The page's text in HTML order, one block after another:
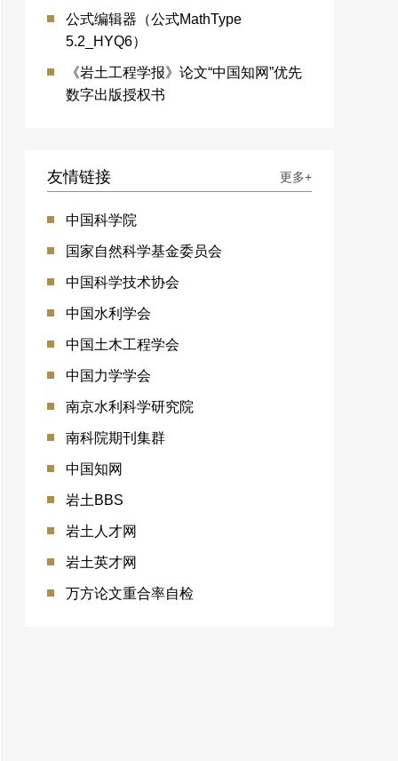
公式编辑器（公式MathType
5.2_HYQ6）
《岩土工程学报》论文“中国知网”优先
数字出版授权书
友情链接 更多+
中国科学院
国家自然科学基金委员会
中国科学技术协会
中国水利学会
中国土木工程学会
中国力学学会
南京水利科学研究院
南科院期刊集群
中国知网
岩土BBS
岩土人才网
岩土英才网
万方论文重合率自检